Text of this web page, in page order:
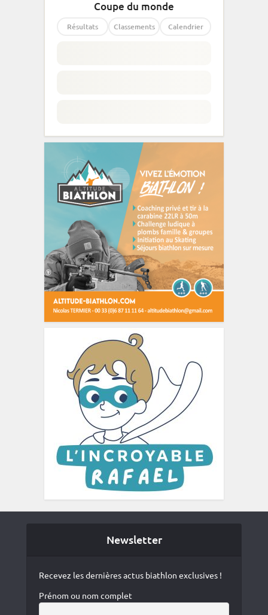
Coupe du monde
Résultats Classements Calendrier
Newsletter
Recevez les dernières actus biathlon exclusives !
Prénom ou nom complet